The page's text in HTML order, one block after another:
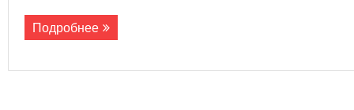
Подробнее